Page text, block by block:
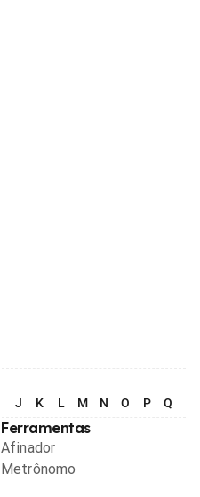
J K L M N O P Q
Ferramentas
Afinador
Metrônomo